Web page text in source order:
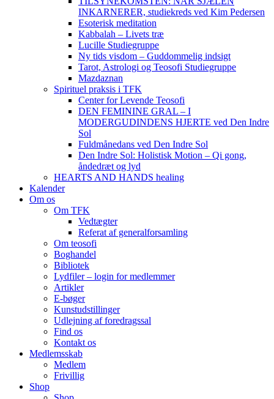
INKARNERER, studiekreds ved Kim Pedersen
Esoterisk meditation
Kabbalah – Livets træ
Lucille Studiegruppe
Ny tids visdom – Guddommelig indsigt
Tarot, Astrologi og Teosofi Studiegruppe
Mazdaznan
Spirituel praksis i TFK
Center for Levende Teosofi
DEN FEMININE GRAL – I
MODERGUDINDENS HJERTE ved Den Indre
Sol
Fuldmånedans ved Den Indre Sol
Den Indre Sol: Holistisk Motion – Qi gong,
åndedræt og lyd
HEARTS AND HANDS healing
Kalender
Om os
Om TFK
Vedtægter
Referat af generalforsamling
Om teosofi
Boghandel
Bibliotek
Lydfiler – login for medlemmer
Artikler
E-bøger
Kunstudstillinger
Udlejning af foredragssal
Find os
Kontakt os
Medlemsskab
Medlem
Frivillig
Shop